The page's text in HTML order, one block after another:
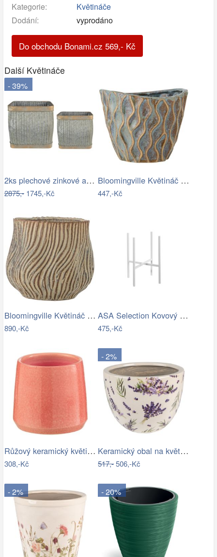
Kategorie:
Květináče
Dodání:
vyprodáno
Do obchodu Bonami.cz 569,- Kč
Další Květináče
- 39%
2ks plechové zinkové antik obaly na…
2875,-1745,-Kč
Bloomingville Květináč Feren Ø 12 cm
447,-Kč
Bloomingville Květináč Dua Ø 19 cm
890,-Kč
ASA Selection Kovový stojan na květináč…
475,-Kč
Růžový keramický květináč J-line Asol…
308,-Kč
- 2%
Keramický obal na květináč s levandulí…
517,-506,-Kč
- 2% - 20%